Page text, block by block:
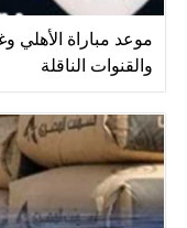
موعد مباراة
والقنوات الناقلة